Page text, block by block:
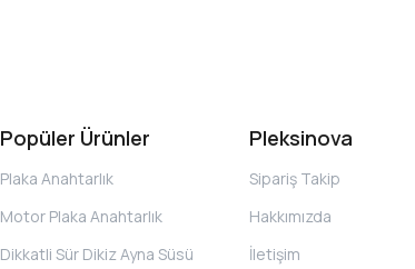
Popüler Ürünler
Plaka Anahtarlık
Motor Plaka Anahtarlık
Dikkatli Sür Dikiz Ayna Süsü
Pleksinova
Sipariş Takip
Hakkımızda
İletişim